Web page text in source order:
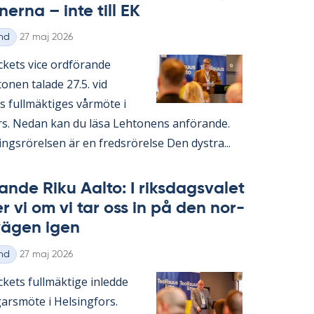
– inte till EK
Skriven
27 maj 2026
vice ord­fö­ran­de
ta­la­de 27.5. vid
full­mäk­ti­ges vår­möte i
Ne­dan kan du läsa Lehto­nens an­fö­ran­de.
är en freds­rö­rel­se Den dyst­ra...
Riku Aal­to: I riks­dags­va­let
vi om vi tar oss in på den nor­
igen
Skriven
27 maj 2026
full­mäk­ti­ge in­led­de
i Helsing­fors.